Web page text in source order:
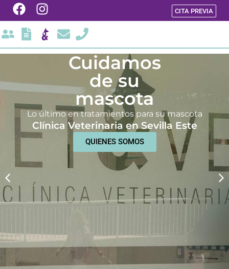
CITA PREVIA
Cuidamos
de su
mascota
Lo último en tratamientos para su mascota
Clínica Veterinaria en Sevilla Este
VER PLANES DE SALUD
Cuidamos
de su
mascota
Lo último en tratamientos para su mascota
Clínica Veterinaria en Sevilla Este
QUIENES SOMOS